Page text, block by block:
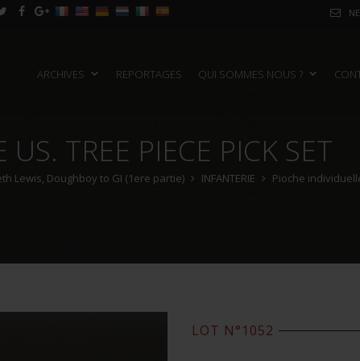
ARCHIVES REPORTAGES QUI SOMMES NOUS ?
TREE PIECE PICK SET
Lewis, Doughboy to GI (1ere partie) INFANTERIE Pioche
LOT N°1052